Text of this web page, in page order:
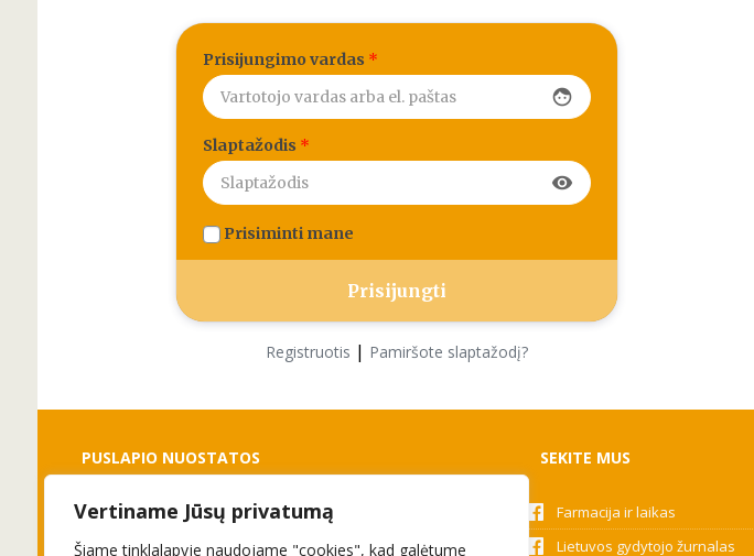
Vertiname Jūsų privatumą
Šiame tinklalapyje naudojame "cookies", kad galėtume
Prisijungimo vardas *
face
Slaptažodis *
visibility
Prisiminti mane
Registruotis | Pamiršote slaptažodį?
PUSLAPIO NUOSTATOS
Slapukai
Privatumo politika
SEKITE MUS
Farmacija ir laikas
Lietuvos gydytojo žurnalas